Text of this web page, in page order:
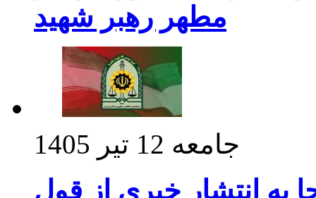
مطهر رهبر شهید
جامعه 12 تیر 1405
به انتشار خبری از قول